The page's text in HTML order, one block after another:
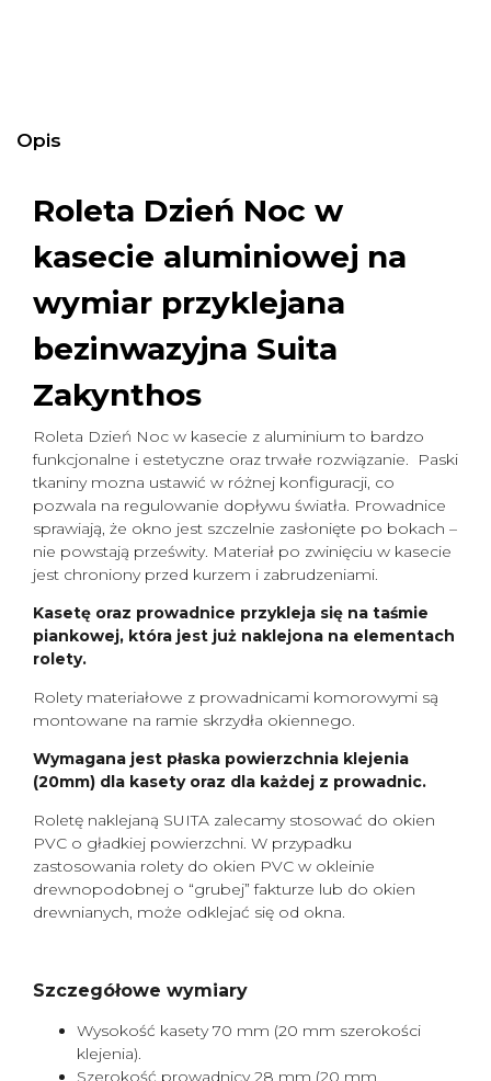
Opis
Roleta Dzień Noc w
kasecie aluminiowej na
wymiar przyklejana
bezinwazyjna Suita
Zakynthos
Roleta Dzień Noc w kasecie z aluminium to bardzo
funkcjonalne i estetyczne oraz trwałe rozwiązanie. Paski
tkaniny mozna ustawić w różnej konfiguracji, co
pozwala na regulowanie dopływu światła. Prowadnice
sprawiają, że okno jest szczelnie zasłonięte po bokach –
nie powstają prześwity. Materiał po zwinięciu w kasecie
jest chroniony przed kurzem i zabrudzeniami.
Kasetę oraz prowadnice przykleja się na taśmie
piankowej, która jest już naklejona na elementach
rolety.
Rolety materiałowe z prowadnicami komorowymi są
montowane na ramie skrzydła okiennego.
Wymagana jest płaska powierzchnia klejenia
(20mm) dla kasety oraz dla każdej z prowadnic.
Roletę naklejaną SUITA zalecamy stosować do okien
PVC o gładkiej powierzchni. W przypadku
zastosowania rolety do okien PVC w okleinie
drewnopodobnej o “grubej” fakturze lub do okien
drewnianych, może odklejać się od okna.
Szczegółowe wymiary
Wysokość kasety 70 mm (20 mm szerokości
klejenia).
Szerokość prowadnicy 28 mm (20 mm